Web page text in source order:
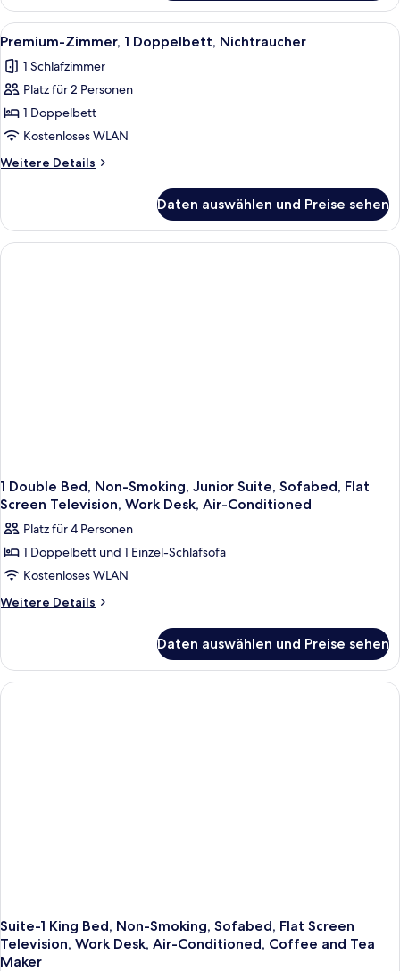
1 King-
Bett,
Nichtraucher
Sofabed)
Alle
Fotos
für
Premium-
Zimmer,
1
Doppelbett,
Nichtraucher
Ein kompaktes Hotelzimmer mit
5
Premium-Zimmer, 1 Doppelbett, Nichtraucher
1 Schlafzimmer
Platz für 2 Personen
1 Doppelbett
Kostenloses WLAN
Weitere Details
Weitere
Zimmer,
Doppelbett,
Daten auswählen und Preise sehen
1 Double Bed, Non-Smoking, Junior Suite, Sofabed, Flat
Screen Television, Work Desk, Air-Conditioned
Platz für 4 Personen
1 Doppelbett und 1 Einzel-Schlafsofa
Kostenloses WLAN
Weitere Details
Weitere
Double
Bed,
Non-
Daten auswählen und Preise sehen
Suite-1 King Bed, Non-Smoking, Sofabed, Flat Screen
Television, Work Desk, Air-Conditioned, Coffee and Tea
Maker